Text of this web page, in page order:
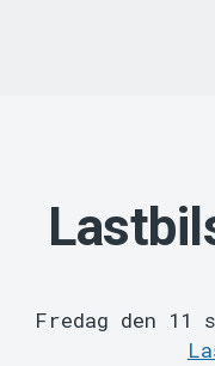
Fredag den 11